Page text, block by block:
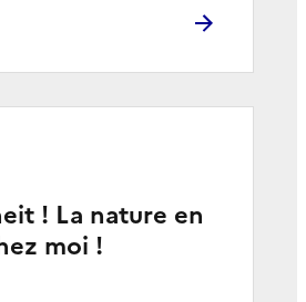
! La nature en
moi !